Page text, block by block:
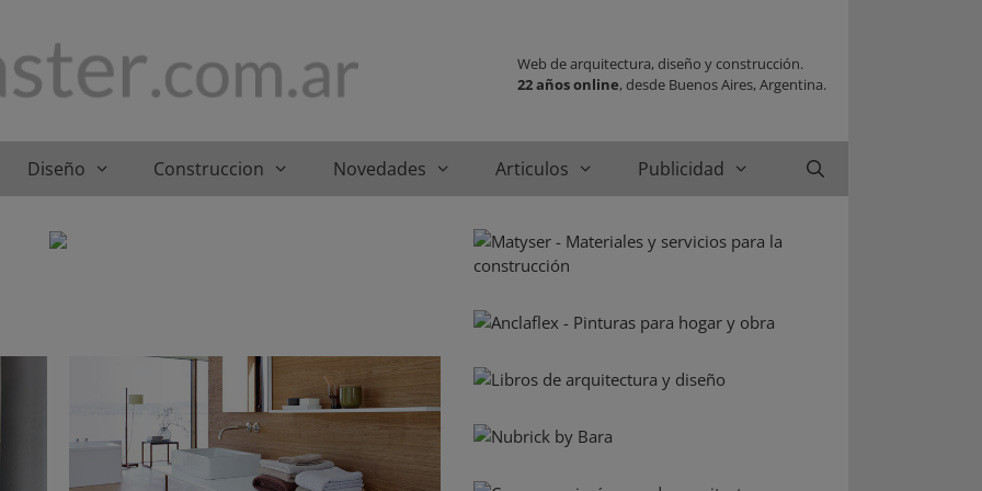
Web de arquitectura, diseño y construcción.
22 años online, desde Buenos Aires, Argentina.
Diseño Construccion Novedades Articulos Publicidad